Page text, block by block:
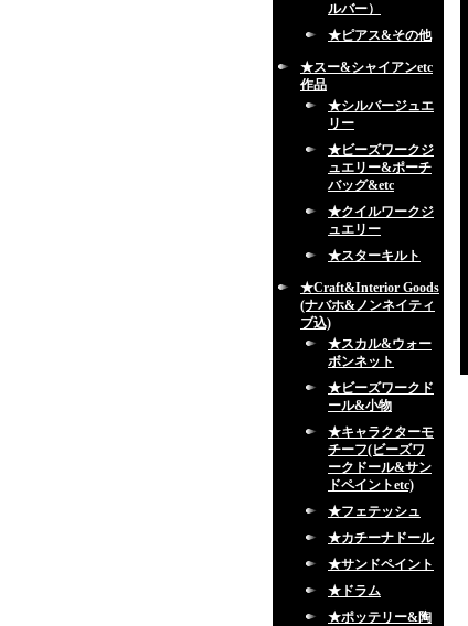
ルバー）
★ピアス&その他
★スー&シャイアンetc
作品
★シルバージュエ
リー
★ビーズワークジ
ュエリー&ポーチ
バッグ&etc
★クイルワークジ
ュエリー
★スターキルト
★Craft&Interior Goods
(ナバホ&ノンネイティ
ブ込)
★スカル&ウォー
ボンネット
★ビーズワークド
ール&小物
★キャラクターモ
チーフ(ビーズワ
ークドール&サン
ドペイントetc)
★フェテッシュ
★カチーナドール
★サンドペイント
★ドラム
★ポッテリー&陶